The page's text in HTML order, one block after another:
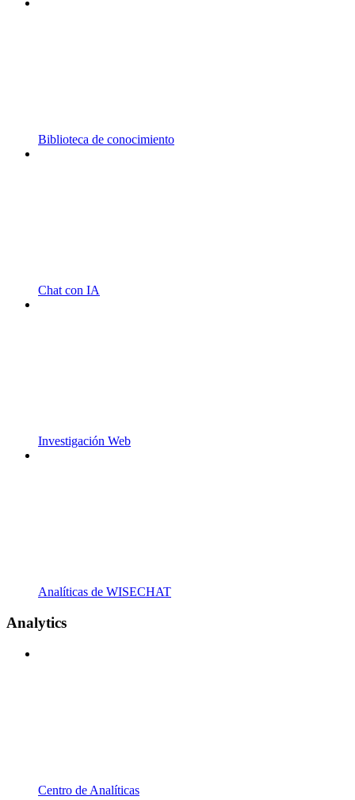
Biblioteca de conocimiento
Chat con IA
Investigación Web
Analíticas de WISECHAT
Analytics
Centro de Analíticas